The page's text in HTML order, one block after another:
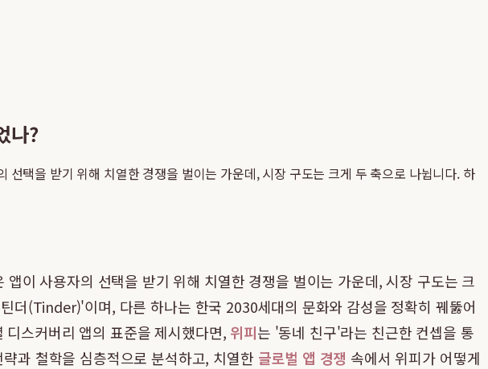
나?
택을 받기 위해 치열한 경쟁을 벌이는 가운데, 시장 구도는 크게 두 축으로 나뉩니다. 하
이 사용자의 선택을 받기 위해 치열한 경쟁을 벌이는 가운데, 시장 구도는 크
더(Tinder)'이며, 다른 하나는 한국 2030세대의 문화와 감성을 정확히 꿰뚫어
스커버리 앱의 표준을 제시했다면, 위피는 '동네 친구'라는 친근한 컨셉을 통
과 철학을 심층적으로 분석하고, 치열한 글로벌 앱 경쟁 속에서 위피가 어떻게